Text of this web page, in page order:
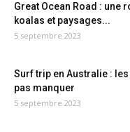
Great Ocean Road : une
koalas et paysages...
5 septembre 2023
Surf trip en Australie :
pas manquer
5 septembre 2023